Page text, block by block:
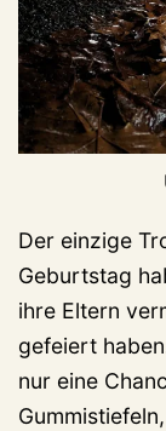
Der einzige
Geburtstag
ihre Eltern
gefeiert
nur eine